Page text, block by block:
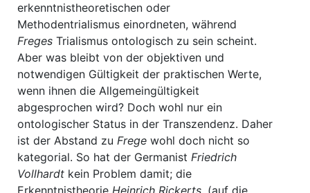
erkenntnistheoretischen oder
Methodentrialismus einordneten, während
Freges Trialismus ontologisch zu sein scheint.
Aber was bleibt von der objektiven und
notwendigen Gültigkeit der praktischen Werte,
wenn ihnen die Allgemeingültigkeit
abgesprochen wird? Doch wohl nur ein
ontologischer Status in der Transzendenz. Daher
ist der Abstand zu Frege wohl doch nicht so
kategorial. So hat der Germanist Friedrich
Vollhardt kein Problem damit; die
Erkenntnistheorie Heinrich Rickerts, (auf die